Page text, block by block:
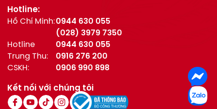
Hotline:
Hồ Chí Minh:0944 630 055
(028) 3979 7350
Hotline
Trung Thu:
0944 630 055
0916 276 200
CSKH:
0906 990 898
Kết nối với chúng tôi